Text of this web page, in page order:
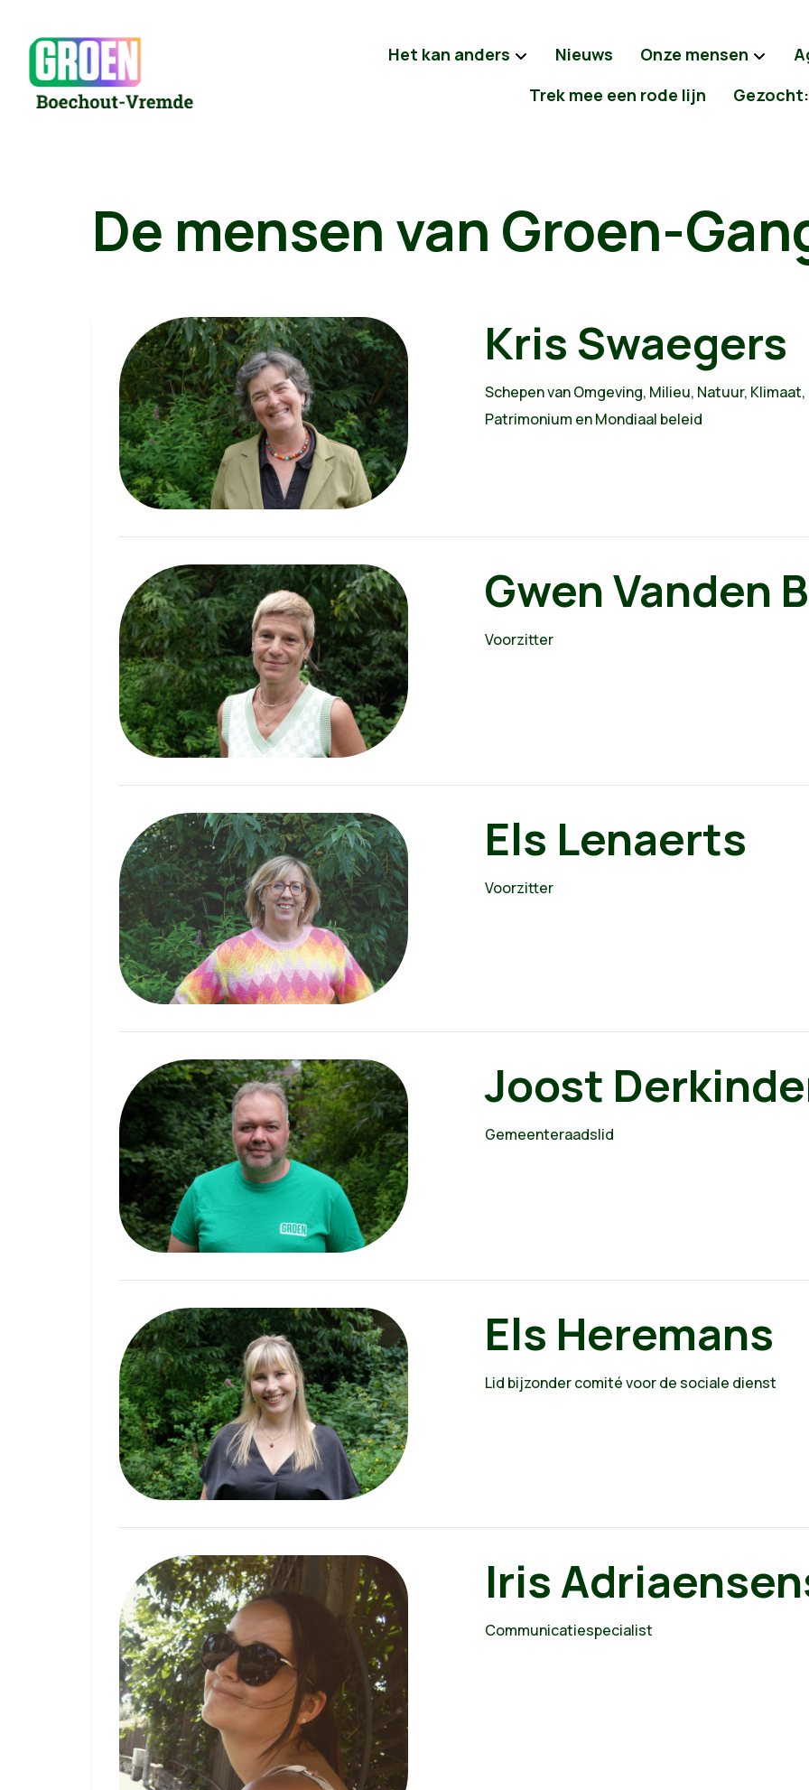
Het kan anders Nieuws Onze mensen
Trek mee een rode lijn
De mensen van Groen-
Kris Swaegers
Schepen van Omgeving, Milieu, Natuur,
Patrimonium en Mondiaal beleid
Gwen Vanden
Voorzitter
Els Lenaerts
Voorzitter
Joost
Gemeenteraadslid
Els Heremans
Lid bijzonder comité voor de sociale dienst
Iris
Communicatiespecialist